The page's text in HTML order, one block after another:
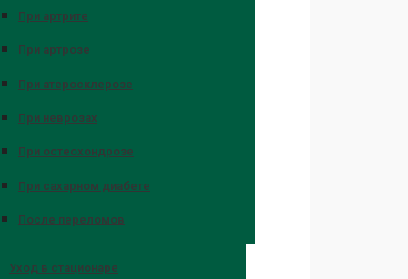
При артрите
При артрозе
При атеросклерозе
При неврозах
При остеохондрозе
При сахарном диабете
После переломов
Уход в стационаре